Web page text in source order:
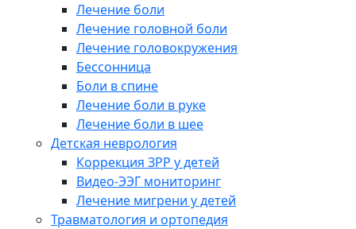
Лечение боли
Лечение головной боли
Лечение головокружения
Бессонница
Боли в спине
Лечение боли в руке
Лечение боли в шее
Детская неврология
Коррекция ЗРР у детей
Видео-ЭЭГ мониторинг
Лечение мигрени у детей
Травматология и ортопедия